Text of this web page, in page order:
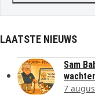
LAATSTE NIEUWS
Sam
7